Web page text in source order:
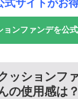
式サイトがお
ョンファンデを公
ッションフ
の使用感は？